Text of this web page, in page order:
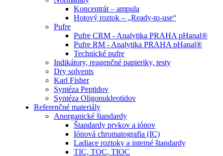
Koncentrát – ampula
Hotový roztok – „Ready-to-use“
Pufre
Pufre CRM - Analytika PRAHA pHanal®
Pufre RM - Analytika PRAHA pHanal®
Technické pufre
Indikátory, reagenčné papieriky, testy
Dry solvents
Karl Fisher
Syntéza Peptidov
Syntéza Oligonukleotidov
Referenčné materiály
Anorganické štandardy
Štandardy prvkov a iónov
Iónová chromatografia (IC)
Ladiace roztoky a interné štandardy
TIC, TOC, TIOC